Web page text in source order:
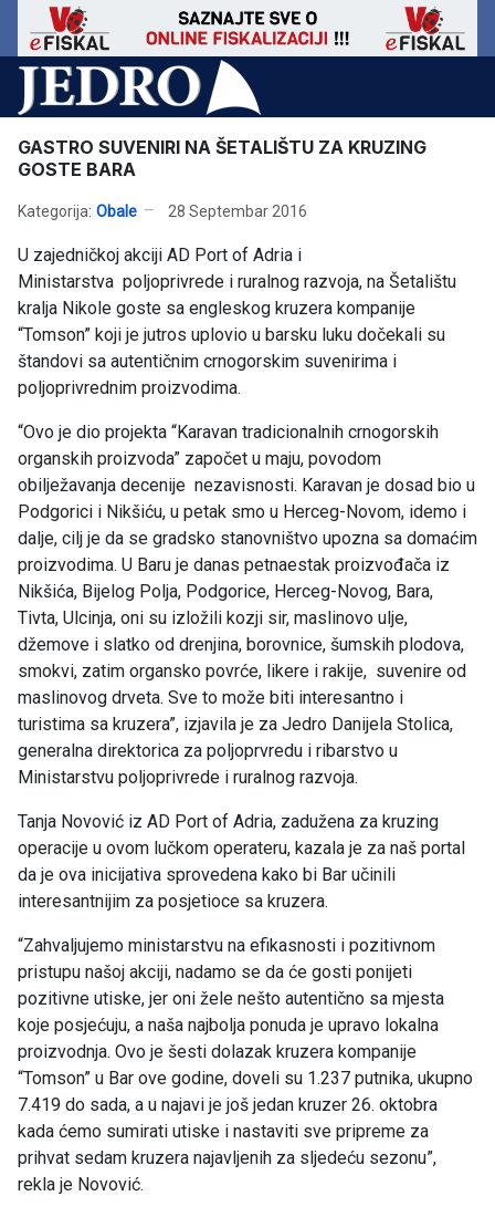
GASTRO SUVENIRI NA ŠETALIŠTU ZA KRUZING
GOSTE BARA
Kategorija: Obale 28 Septembar 2016
U zajedničkoj akciji AD Port of Adria i
Ministarstva poljoprivrede i ruralnog razvoja, na Šetalištu
kralja Nikole goste sa engleskog kruzera kompanije
“Tomson” koji je jutros uplovio u barsku luku dočekali su
štandovi sa autentičnim crnogorskim suvenirima i
poljoprivrednim proizvodima.
“Ovo je dio projekta “Karavan tradicionalnih crnogorskih
organskih proizvoda” započet u maju, povodom
obilježavanja decenije nezavisnosti. Karavan je dosad bio u
Podgorici i Nikšiću, u petak smo u Herceg-Novom, idemo i
dalje, cilj je da se gradsko stanovništvo upozna sa domaćim
proizvodima. U Baru je danas petnaestak proizvođača iz
Nikšića, Bijelog Polja, Podgorice, Herceg-Novog, Bara,
Tivta, Ulcinja, oni su izložili kozji sir, maslinovo ulje,
džemove i slatko od drenjina, borovnice, šumskih plodova,
smokvi, zatim organsko povrće, likere i rakije, suvenire od
maslinovog drveta. Sve to može biti interesantno i
turistima sa kruzera”, izjavila je za Jedro Danijela Stolica,
generalna direktorica za poljoprvredu i ribarstvo u
Ministarstvu poljoprivrede i ruralnog razvoja.
Tanja Novović iz AD Port of Adria, zadužena za kruzing
operacije u ovom lučkom operateru, kazala je za naš portal
da je ova inicijativa sprovedena kako bi Bar učinili
interesantnijim za posjetioce sa kruzera.
“Zahvaljujemo ministarstvu na efikasnosti i pozitivnom
pristupu našoj akciji, nadamo se da će gosti ponijeti
pozitivne utiske, jer oni žele nešto autentično sa mjesta
koje posjećuju, a naša najbolja ponuda je upravo lokalna
proizvodnja. Ovo je šesti dolazak kruzera kompanije
“Tomson” u Bar ove godine, doveli su 1.237 putnika, ukupno
7.419 do sada, a u najavi je još jedan kruzer 26. oktobra
kada ćemo sumirati utiske i nastaviti sve pripreme za
prihvat sedam kruzera najavljenih za sljedeću sezonu”,
rekla je Novović.